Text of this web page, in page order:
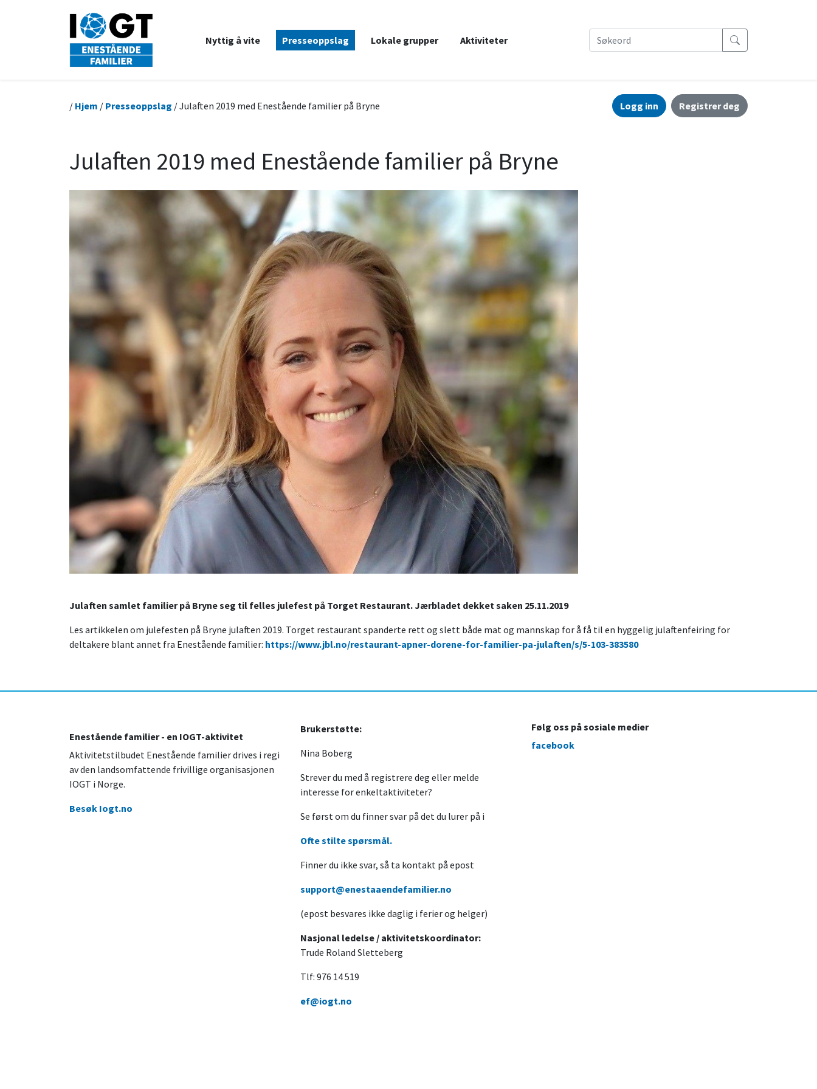
Nyttig å vite Presseoppslag Lokale grupper Aktiviteter
Logg inn Registrer deg
/ Hjem / Presseoppslag / Julaften 2019 med Enestående familier på Bryne
Julaften 2019 med Enestående familier på Bryne
Julaften samlet familier på Bryne seg til felles julefest på Torget Restaurant. Jærbladet dekket saken 25.11.2019
Les artikkelen om julefesten på Bryne julaften 2019. Torget restaurant spanderte rett og slett både mat og mannskap for å få til en hyggelig julaftenfeiring for
deltakere blant annet fra Enestående familier: https://www.jbl.no/restaurant-apner-dorene-for-familier-pa-julaften/s/5-103-383580
Enestående familier - en IOGT-aktivitet
Aktivitetstilbudet Enestående familier drives i regi
av den landsomfattende frivillige organisasjonen
IOGT i Norge.
Besøk Iogt.no
Brukerstøtte:
Nina Boberg
Strever du med å registrere deg eller melde
interesse for enkeltaktiviteter?
Se først om du finner svar på det du lurer på i
Ofte stilte spørsmål.
Finner du ikke svar, så ta kontakt på epost
support@enestaaendefamilier.no
(epost besvares ikke daglig i ferier og helger)
Nasjonal ledelse / aktivitetskoordinator:
Trude Roland Sletteberg
Tlf: 976 14 519
ef@iogt.no
Følg oss på sosiale medier
facebook